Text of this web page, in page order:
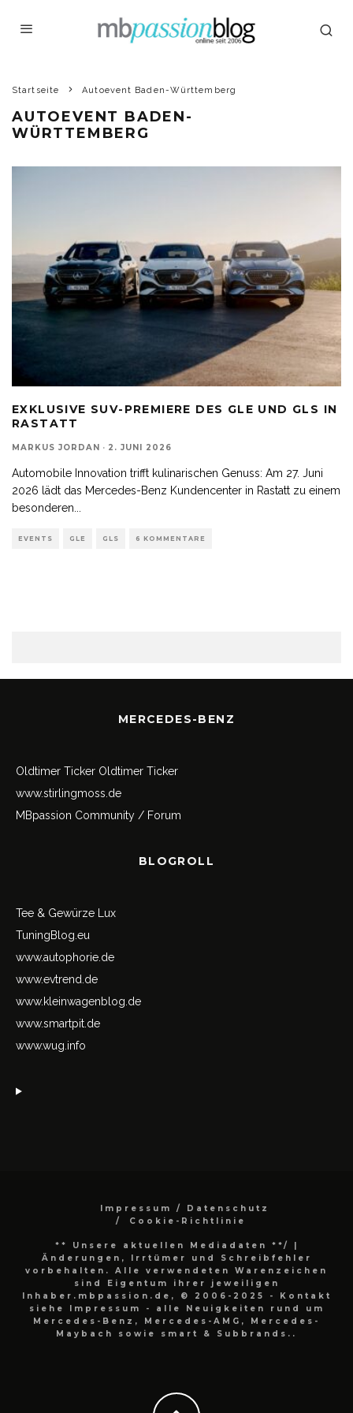
Startseite Autoevent Baden-Württemberg
AUTOEVENT BADEN-
WÜRTTEMBERG
EXKLUSIVE SUV-PREMIERE DES GLE UND GLS IN
RASTATT
MARKUS JORDAN · 2. JUNI 2026
Automobile Innovation trifft kulinarischen Genuss: Am 27. Juni
2026 lädt das Mercedes-Benz Kundencenter in Rastatt zu einem
besonderen
EVENTS GLE GLS 6 KOMMENTARE
MERCEDES-BENZ
Oldtimer Ticker Oldtimer Ticker
www.stirlingmoss.de
MBpassion Community / Forum
BLOGROLL
Tee & Gewürze Lux
TuningBlog.eu
www.autophorie.de
www.evtrend.de
www.kleinwagenblog.de
www.smartpit.de
www.wug.info
Impressum / Datenschutz
Cookie-Richtlinie
** Unsere aktuellen Mediadaten **/
|
Änderungen, Irrtümer und Schreibfehler
vorbehalten. Alle verwendeten Warenzeichen
sind Eigentum ihrer jeweiligen
Inhaber.mbpassion.de, © 2006-2025 - Kontakt
siehe Impressum - alle Neuigkeiten rund um
Mercedes-Benz, Mercedes-AMG, Mercedes-
Maybach sowie smart & Subbrands..